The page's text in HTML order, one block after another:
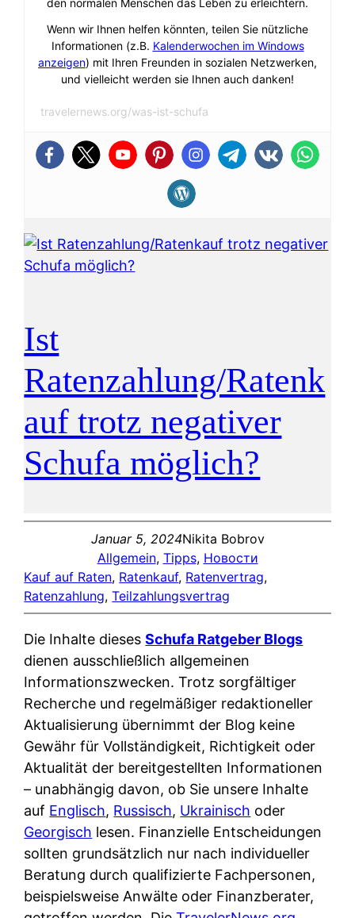
Wenn wir Ihnen helfen könnten, teilen Sie nützliche
Informationen (z.B. Kalenderwochen im Windows
anzeigen) mit Ihren Freunden in sozialen Netzwerken,
und vielleicht werden sie Ihnen auch danken!
travelernews.org/was-ist-schufa
Ist
Ratenzahlung/Ratenk
auf trotz negativer
Schufa möglich?
Januar 5, 2024Nikita Bobrov
Allgemein, Tipps, Новости
Kauf auf Raten, Ratenkauf, Ratenvertrag
Ratenzahlung, Teilzahlungsvertrag
Die Inhalte diesesSchufa Ratgeber Blogs
dienen ausschließlich allgemeinen
Informationszwecken. Trotz sorgfältiger
Recherche und regelmäßiger redaktioneller
Aktualisierung übernimmt der Blog keine
Gewähr für Vollständigkeit, Richtigkeit oder
Aktualität der bereitgestellten Informationen
– unabhängig davon, ob Sie unsere Inhalte
auf Englisch, Russisch, Ukrainisch oder
Georgisch lesen. Finanzielle Entscheidungen
sollten grundsätzlich nur nach individueller
Beratung durch qualifizierte Fachpersonen,
beispielsweise Anwälte oder Finanzberater,